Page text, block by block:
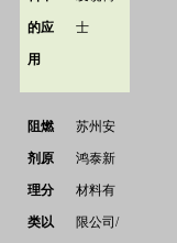
的应
用
士
阻燃
剂原
理分
类以
苏州安
鸿泰新
材料有
限公司 /